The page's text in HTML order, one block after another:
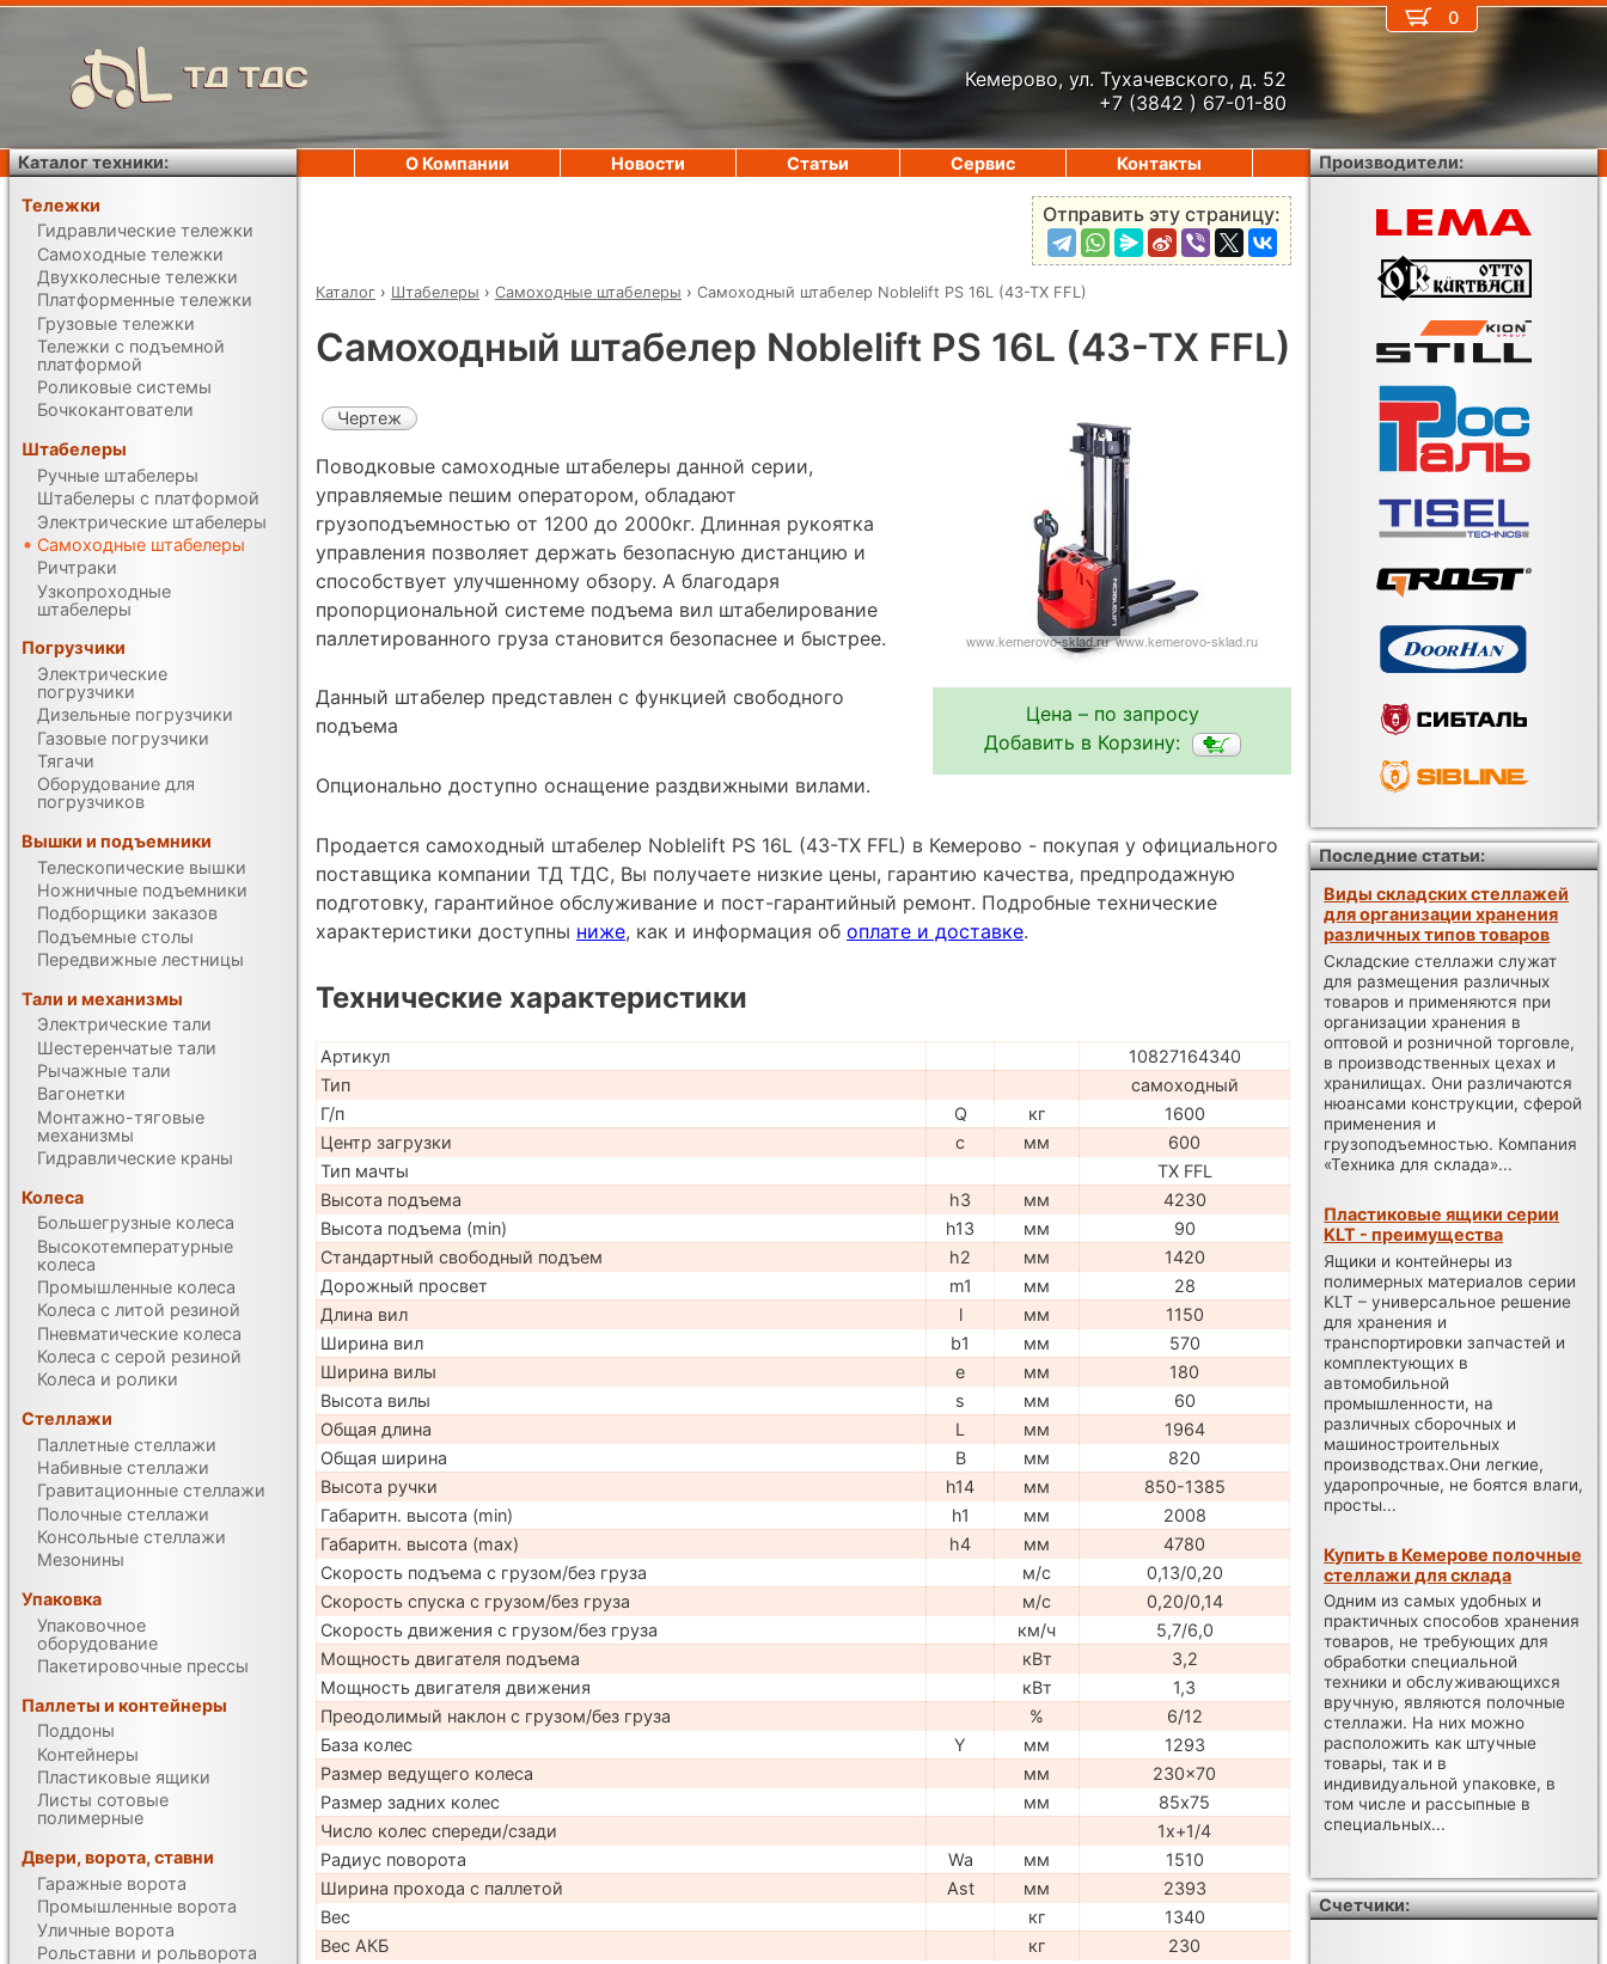
ТД ТДС
Кемерово, ул. Тухачевского, д. 52
+7 (3842 ) 67-01-80
Отправить эту страницу:
Каталог › Штабелеры › Самоходные штабелеры › Самоходный штабелер Noblelift PS 16L (43-TX FFL)
Самоходный штабелер Noblelift PS 16L (43-TX FFL)
Цена – по запросу
Добавить в Корзину:
Чертеж
Поводковые самоходные штабелеры данной серии,
управляемые пешим оператором, обладают
грузоподъемностью от 1200 до 2000кг. Длинная рукоятка
управления позволяет держать безопасную дистанцию и
способствует улучшенному обзору. А благодаря
пропорциональной системе подъема вил штабелирование
паллетированного груза становится безопаснее и быстрее.
Данный штабелер представлен с функцией свободного
подъема
Опционально доступно оснащение раздвижными вилами.
Продается самоходный штабелер Noblelift PS 16L (43-TX FFL) в Кемерово - покупая у официального
поставщика компании ТД ТДС, Вы получаете низкие цены, гарантию качества, предпродажную
подготовку, гарантийное обслуживание и пост-гарантийный ремонт. Подробные технические
характеристики доступны ниже, как и информация об оплате и доставке.
Технические характеристики
Артикул
10827164340
Тип
самоходный
Г/п
Q кг
1600
Центр загрузки
c мм
600
Тип мачты
TX FFL
Высота подъема
h3 мм
4230
Высота подъема (min)
h13 мм
90
Стандартный свободный подъем
h2 мм
1420
Дорожный просвет
m1 мм
28
Длина вил
l мм
1150
Ширина вил
b1 мм
570
Ширина вилы
e мм
180
Высота вилы
s мм
60
Общая длина
L мм
1964
Общая ширина
B мм
820
Высота ручки
h14 мм
850-1385
Габаритн. высота (min)
h1 мм
2008
Габаритн. высота (max)
h4 мм
4780
Скорость подъема с грузом/без груза
м/с
0,13/0,20
Скорость спуска с грузом/без груза
м/с
0,20/0,14
Скорость движения с грузом/без груза
км/ч
5,7/6,0
Мощность двигателя подъема
кВт
3,2
Мощность двигателя движения
кВт
1,3
Преодолимый наклон с грузом/без груза
%
6/12
База колес
Y мм
1293
Размер ведущего колеса
мм
230x70
Размер задних колес
мм
85х75
Число колес спереди/сзади
1x+1/4
Радиус поворота
Wa мм
1510
Ширина прохода с паллетой
Ast мм
2393
Вес
кг
1340
Вес АКБ
кг 230
0
О Компании Новости Статьи Сервис Контакты
Каталог техники:
Тележки
Гидравлические тележки
Самоходные тележки
Двухколесные тележки
Платформенные тележки
Грузовые тележки
Тележки с подъемной
платформой
Роликовые системы
Бочкокантователи
Штабелеры
Ручные штабелеры
Штабелеры с платформой
Электрические штабелеры
Самоходные штабелеры
Ричтраки
Узкопроходные
штабелеры
Погрузчики
Электрические
погрузчики
Дизельные погрузчики
Газовые погрузчики
Тягачи
Оборудование для
погрузчиков
Вышки и подъемники
Телескопические вышки
Ножничные подъемники
Подборщики заказов
Подъемные столы
Передвижные лестницы
Тали и механизмы
Электрические тали
Шестеренчатые тали
Рычажные тали
Вагонетки
Монтажно-тяговые
механизмы
Гидравлические краны
Колеса
Большегрузные колеса
Высокотемпературные
колеса
Промышленные колеса
Колеса с литой резиной
Пневматические колеса
Колеса с серой резиной
Колеса и ролики
Стеллажи
Паллетные стеллажи
Набивные стеллажи
Гравитационные стеллажи
Полочные стеллажи
Консольные стеллажи
Мезонины
Упаковка
Упаковочное
оборудование
Пакетировочные прессы
Паллеты и контейнеры
Поддоны
Контейнеры
Пластиковые ящики
Листы сотовые
полимерные
Двери, ворота, ставни
Гаражные ворота
Промышленные ворота
Уличные ворота
Рольставни и рольворота
Производители:
Последние статьи:
Виды складских стеллажей
для организации хранения
различных типов товаров
Складские стеллажи служат
для размещения различных
товаров и применяются при
организации хранения в
оптовой и розничной торговле,
в производственных цехах и
хранилищах. Они различаются
нюансами конструкции, сферой
применения и
грузоподъемностью. Компания
«Техника для склада»...
Пластиковые ящики серии
KLT - преимущества
Ящики и контейнеры из
полимерных материалов серии
KLT – универсальное решение
для хранения и
транспортировки запчастей и
комплектующих в
автомобильной
промышленности, на
различных сборочных и
машиностроительных
производствах.Они легкие,
ударопрочные, не боятся влаги,
просты...
Купить в Кемерове полочные
стеллажи для склада
Одним из самых удобных и
практичных способов хранения
товаров, не требующих для
обработки специальной
техники и обслуживающихся
вручную, являются полочные
стеллажи. На них можно
расположить как штучные
товары, так и в
индивидуальной упаковке, в
том числе и рассыпные в
специальных...
Счетчики: